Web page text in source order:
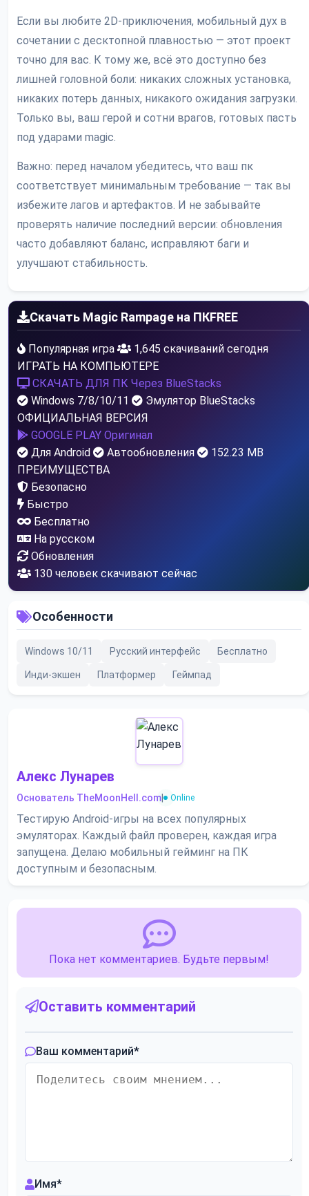
Если вы любите 2D-приключения, мобильный дух в
сочетании с десктопной плавностью — этот проект
точно для вас. К тому же, всё это доступно без
лишней головной боли: никаких сложных установка,
никаких потерь данных, никакого ожидания загрузки.
Только вы, ваш герой и сотни врагов, готовых пасть
под ударами magic.
Важно: перед началом убедитесь, что ваш пк
соответствует минимальным требование — так вы
избежите лагов и артефактов. И не забывайте
проверять наличие последний версии: обновления
часто добавляют баланс, исправляют баги и
улучшают стабильность.
Скачать Magic Rampage на ПКFREE
Популярная игра
1,645 скачиваний сегодня
ИГРАТЬ НА КОМПЬЮТЕРЕ
СКАЧАТЬ ДЛЯ ПК Через BlueStacks
Windows 7/8/10/11
Эмулятор BlueStacks
ОФИЦИАЛЬНАЯ ВЕРСИЯ
GOOGLE PLAY Оригинал
Для Android
Автообновления
152.23 MB
ПРЕИМУЩЕСТВА
Безопасно
Быстро
Бесплатно
На русском
Обновления
130 человек скачивают сейчас
Особенности
Windows 10/11 Русский интерфейс Бесплатно
Инди-экшен Платформер Геймпад
Алекс Лунарев
Основатель TheMoonHell.com Online
Тестирую Android-игры на всех популярных
эмуляторах. Каждый файл проверен, каждая игра
запущена. Делаю мобильный гейминг на ПК
доступным и безопасным.
Пока нет комментариев. Будьте первым!
Оставить комментарий
Ваш комментарий*
Имя*